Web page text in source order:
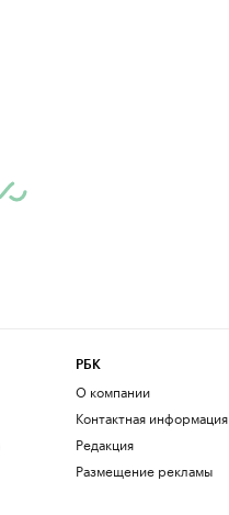
РБК
О компании
Контактная информация
Редакция
Размещение рекламы